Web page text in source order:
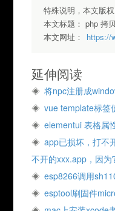
本文标题：php 拷
本文网址：
https://
延伸阅读
将npc注册成
vue template标签
elementui 表格属
app已损坏，打不
不开的xxx.app，因
esp8266调用
esptool刷固件